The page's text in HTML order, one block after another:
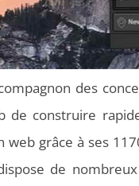
des
de construire
web grâce à ses
de